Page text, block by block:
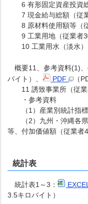
6 有形固定資産投資総
7 現金給与総額（従業
8 原材料使用額等（従
9 工業用地（従業者30
10 工業用水（淡水）
概要11、参考資料(1)
バイト）、
PDF
（
11 誘致事業所（従業
・参考資料
（1）産業別統計指標
（2）九州・沖縄各県
等、付加価値額（従業者
統計表
統計表1～3：
3.5キロバイト）